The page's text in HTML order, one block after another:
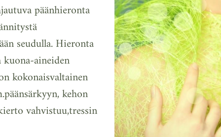
päänhieronta
seudulla. Hieronta
aineiden
kokonaisvaltainen
kehon
vahvistuu,tressin